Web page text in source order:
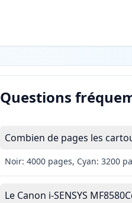
Questions
Combien de pages les
Noir: 4000 pages, Cyan: 3200
Le Canon i-SENSYS